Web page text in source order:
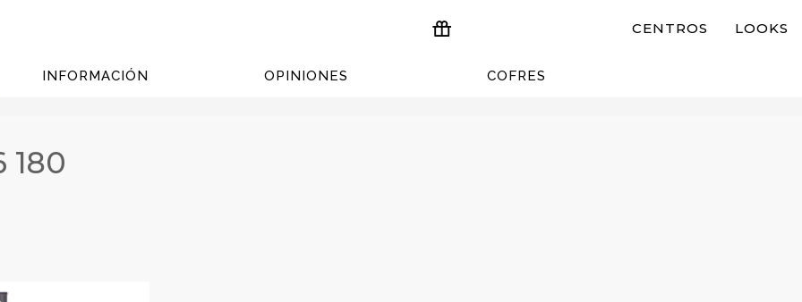
ESTUCHES Y REGALOS
CENTROS LOOKS
INFORMACIÓN OPINIONES COFRES
180